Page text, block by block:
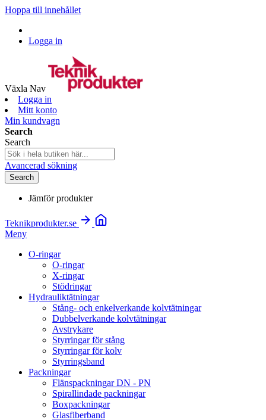
Hoppa till innehållet
Logga in
Växla Nav
Logga in
Mitt konto
Min kundvagn
Search
Search
Avancerad sökning
Search
Jämför produkter
Teknikprodukter.se
Meny
O-ringar
O-ringar
X-ringar
Stödringar
Hydrauliktätningar
Stång- och enkelverkande kolvtätningar
Dubbelverkande kolvtätningar
Avstrykare
Styrringar för stång
Styrringar för kolv
Styrringsband
Packningar
Flänspackningar DN - PN
Spirallindade packningar
Boxpackningar
Glasfiberband